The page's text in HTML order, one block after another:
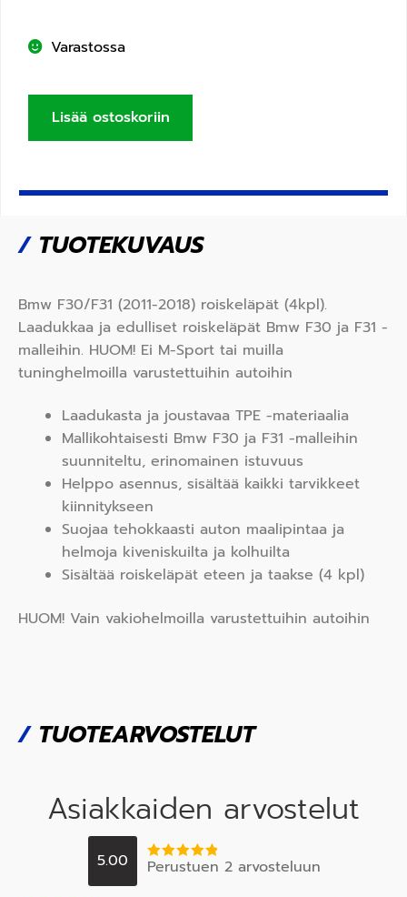
Varastossa
Lisää ostoskoriin
/TUOTEKUVAUS
Bmw F30/F31 (2011-2018) roiskeläpät (4kpl).
Laadukkaa ja edulliset roiskeläpät Bmw F30 ja F31 -
malleihin. HUOM! Ei M-Sport tai muilla
tuninghelmoilla varustettuihin autoihin
Laadukasta ja joustavaa TPE -materiaalia
Mallikohtaisesti Bmw F30 ja F31 -malleihin
suunniteltu, erinomainen istuvuus
Helppo asennus, sisältää kaikki tarvikkeet
kiinnitykseen
Suojaa tehokkaasti auton maalipintaa ja
helmoja kiveniskuilta ja kolhuilta
Sisältää roiskeläpät eteen ja taakse (4 kpl)
HUOM! Vain vakiohelmoilla varustettuihin autoihin
/TUOTEARVOSTELUT
Asiakkaiden arvostelut
5.00
Arvostelu
Perustuen 2 arvosteluun